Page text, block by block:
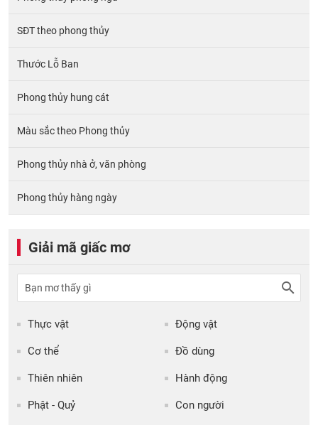
SĐT theo phong thủy
Thước Lỗ Ban
Phong thủy hung cát
Màu sắc theo Phong thủy
Phong thủy nhà ở, văn phòng
Phong thủy hàng ngày
Giải mã giấc mơ
Thực vật Động vật
Cơ thể Đồ dùng
Thiên nhiên Hành động
Phật - Quỷ Con người